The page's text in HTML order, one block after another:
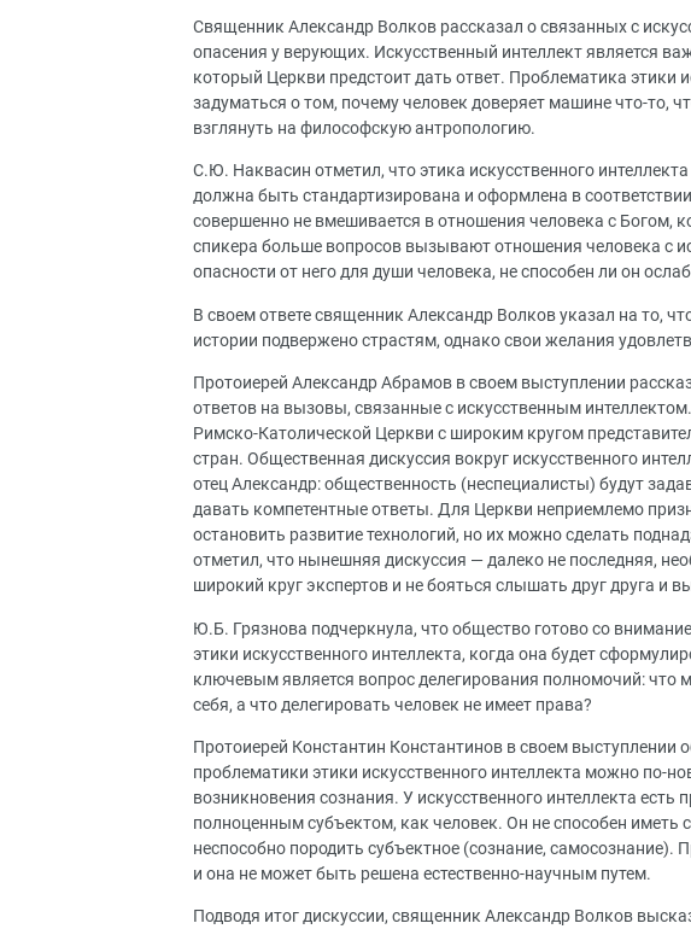
Священник Александр Волков рассказал о связанных с
опасения у верующих. Искусственный интеллект является
который Церкви предстоит дать ответ. Проблематика этики
задуматься о том, почему человек доверяет машине что-то,
взглянуть на философскую антропологию.
С.Ю. Наквасин отметил, что этика искусственного
должна быть стандартизирована и оформлена в
совершенно не вмешивается в отношения человека с Богом,
спикера больше вопросов вызывают отношения человека с
опасности от него для души человека, не способен ли он
В своем ответе священник Александр Волков указал на то,
истории подвержено страстям, однако свои желания
Протоиерей Александр Абрамов в своем выступлении
ответов на вызовы, связанные с искусственным
Римско-Католической Церкви с широким кругом
стран. Общественная дискуссия вокруг искусственного
отец Александр: общественность (неспециалисты) будут
давать компетентные ответы. Для Церкви неприемлемо
остановить развитие технологий, но их можно сделать
отметил, что нынешняя дискуссия — далеко не последняя,
широкий круг экспертов и не бояться слышать друг друга и
Ю.Б. Грязнова подчеркнула, что общество готово со
этики искусственного интеллекта, когда она будет
ключевым является вопрос делегирования полномочий: что
себя, а что делегировать человек не имеет права?
Протоиерей Константин Константинов в своем выступлении
проблематики этики искусственного интеллекта можно по-
возникновения сознания. У искусственного интеллекта есть
полноценным субъектом, как человек. Он не способен иметь
неспособно породить субъектное (сознание, самосознание).
и она не может быть решена естественно-научным путем.
Подводя итог дискуссии, священник Александр Волков